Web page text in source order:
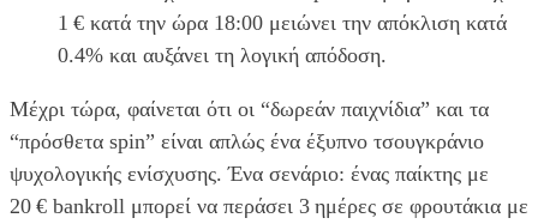
1 € κατά την ώρα 18:00 μειώνει την απόκλιση κατά
0.4% και αυξάνει τη λογική απόδοση.
Μέχρι τώρα, φαίνεται ότι οι “δωρεάν παιχνίδια” και τα
“πρόσθετα spin” είναι απλώς ένα έξυπνο τσουγκράνιο
ψυχολογικής ενίσχυσης. Ένα σενάριο: ένας παίκτης με
20 € bankroll μπορεί να περάσει 3 ημέρες σε φρουτάκια με